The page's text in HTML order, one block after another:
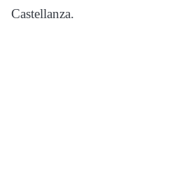
Castellanza.